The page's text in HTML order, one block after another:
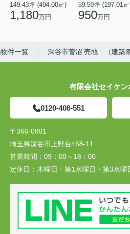
149.43坪 (494.00㎡)
1,180万円
59.59坪 (197.01
950万円
件一覧 深谷市菅沼 売地 （建築
有限会社セイケン
0120-406-551
〒366-0801
埼玉県深谷市上野台468-11
営業時間： 09：00～18：00
定休日： 木曜日・第1水曜日・第3水曜